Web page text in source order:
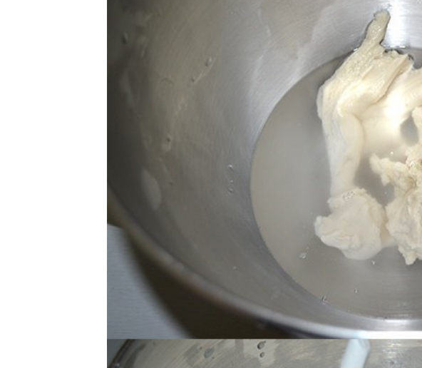
Aggiungete le farine e iniziate asd impastare